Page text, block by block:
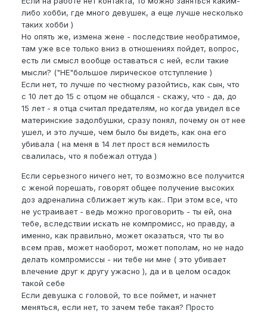
либо хобби, где много девушек, а еще лучше несколько
таких хобби )
Но опять же, измена жене - последствие необратимое,
там уже все только вниз в отношениях пойдет, вопрос,
есть ли смысл вообще оставаться с ней, если такие
мысли? ("НЕ"большое лирическое отступление )
Если нет, то лучше по честному разойтись, как сын, что
с 10 лет до 15 с отцом не общался - скажу, что - да, до
15 лет - я отца считал предателям, но когда увидел все
материнские задолбушки, сразу понял, почему он от нее
ушел, и это лучше, чем было бы видеть, как она его
убивала ( на меня в 14 лет прост вся немилость
свалилась, что я побежал оттуда )
Если серьезного ничего нет, то возможно все получится
с женой порешать, говорят общее получение высоких
доз адреналина сближает жуть как.. При этом все, что
не устраивает - ведь можно проговорить - ты ей, она
тебе, вследствии искать не компромисс, но правду, а
именно, как правильно, может оказаться, что ты во
всем прав, может наоборот, может пополам, но не надо
делать компромиссы - ни тебе ни мне ( это убивает
влечение друг к другу ужасно ), да и в целом осадок
такой себе
Если девушка с головой, то все поймет, и начнет
меняться, если нет, то зачем тебе такая? Просто